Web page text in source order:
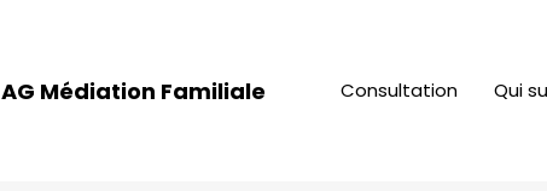
AG Médiation Familiale Consultation Qui